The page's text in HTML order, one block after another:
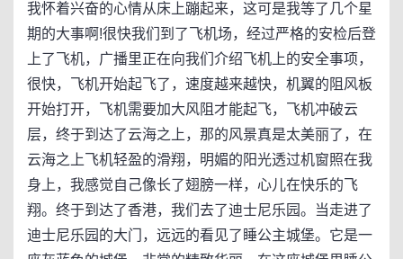
我怀着兴奋的心情从床上蹦起来，这可是我等了几个星
期的大事啊!很快我们到了飞机场，经过严格的安检后登
上了飞机，广播里正在向我们介绍飞机上的安全事项，
很快，飞机开始起飞了，速度越来越快，机翼的阻风板
开始打开，飞机需要加大风阻才能起飞，飞机冲破云
层，终于到达了云海之上，那的风景真是太美丽了，在
云海之上飞机轻盈的滑翔，明媚的阳光透过机窗照在我
身上，我感觉自己像长了翅膀一样，心儿在快乐的飞
翔。终于到达了香港，我们去了迪士尼乐园。当走进了
迪士尼乐园的大门，远远的看见了睡公主城堡。它是一